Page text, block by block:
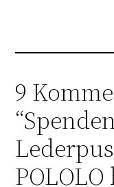
9
POLOLO